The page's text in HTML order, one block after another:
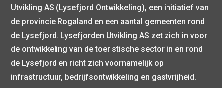
Utvikling AS (Lysefjord Ontwikkeling), een initiatief van
de provincie Rogaland en een aantal gemeenten rond
de Lysefjord. Lysefjorden Utvikling AS zet zich in voor
de ontwikkeling van de toeristische sector in en rond
de Lysefjord en richt zich voornamelijk op
infrastructuur, bedrijfsontwikkeling en gastvrijheid.